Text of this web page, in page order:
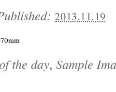
2013.11.19
the day, Sample